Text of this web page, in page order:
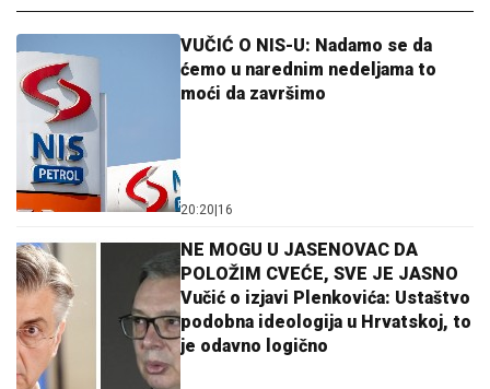
VUČIĆ O NIS-U: Nadamo se da
ćemo u narednim nedeljama to
moći da završimo
20:20 16
NE MOGU U JASENOVAC DA
POLOŽIM CVEĆE, SVE JE JASNO
Vučić o izjavi Plenkovića: Ustaštvo
podobna ideologija u Hrvatskoj, to
je odavno logično